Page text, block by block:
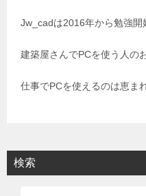
Jw_cadは2016年から勉強開
建築屋さんでPCを使う人の
仕事でPCを使えるのは恵ま
検索